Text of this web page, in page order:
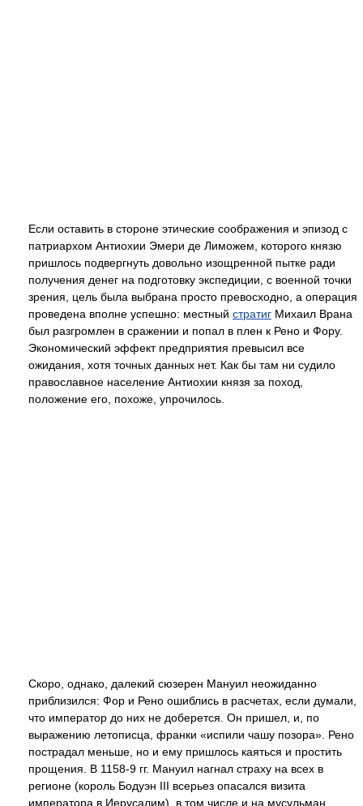
Если оставить в стороне этические соображения и эпизод с
патриархом Антиохии Эмери де Лиможем, которого князю
пришлось подвергнуть довольно изощренной пытке ради
получения денег на подготовку экспедиции, с военной точки
зрения, цель была выбрана просто превосходно, а операция
проведена вполне успешно: местный стратиг Михаил Врана
был разгромлен в сражении и попал в плен к Рено и Фору.
Экономический эффект предприятия превысил все
ожидания, хотя точных данных нет. Как бы там ни судило
православное население Антиохии князя за поход,
положение его, похоже, упрочилось.
Скоро, однако, далекий сюзерен Мануил неожиданно
приблизился: Фор и Рено ошиблись в расчетах, если думали,
что император до них не доберется. Он пришел, и, по
выражению летописца, франки «испили чашу позора». Рено
пострадал меньше, но и ему пришлось каяться и простить
прощения. В 1158-9 гг. Мануил нагнал страху на всех в
регионе (король Бодуэн III всерьез опасался визита
императора в Иерусалим), в том числе и на мусульман